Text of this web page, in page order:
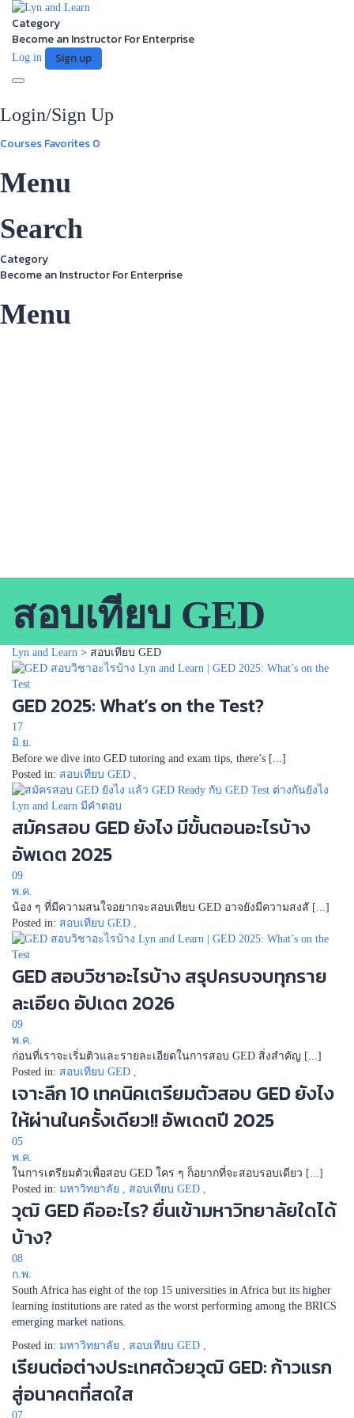
Category
Become an InstructorFor Enterprise
Log in Sign up
Login/Sign Up
CoursesFavorites0
Menu
Search
Category
Become an InstructorFor Enterprise
Menu
สอบเทียบ GED
Lyn and Learn > สอบเทียบ GED
GED 2025: What’s on the Test?
17
มิ.ย.
Before we dive into GED tutoring and exam tips, there’s [...]
Posted in: สอบเทียบ GED ,
สมัครสอบ GED ยังไง มีขั้นตอนอะไรบ้าง
อัพเดต 2025
09
พ.ค.
น้อง ๆ ที่มีความสนใจอยากจะสอบเทียบ GED อาจยังมีความสงสั [...]
Posted in: สอบเทียบ GED ,
GED สอบวิชาอะไรบ้าง สรุปครบจบทุกราย
ละเอียด อัปเดต 2026
09
พ.ค.
ก่อนที่เราจะเริ่มติวและรายละเอียดในการสอบ GED สิ่งสำคัญ [...]
Posted in: สอบเทียบ GED ,
เจาะลึก 10 เทคนิคเตรียมตัวสอบ GED ยังไง
ให้ผ่านในครั้งเดียว!! อัพเดตปี 2025
05
พ.ค.
ในการเตรียมตัวเพื่อสอบ GED ใคร ๆ ก็อยากที่จะสอบรอบเดียว [...]
Posted in: มหาวิทยาลัย , สอบเทียบ GED ,
วุฒิ GED คืออะไร? ยื่นเข้ามหาวิทยาลัยใดได้
บ้าง?
08
ก.พ.
South Africa has eight of the top 15 universities in Africa but its higher
learning institutions are rated as the worst performing among the BRICS
emerging market nations.
Posted in: มหาวิทยาลัย , สอบเทียบ GED ,
เรียนต่อต่างประเทศด้วยวุฒิ GED: ก้าวแรก
สู่อนาคตที่สดใส
07